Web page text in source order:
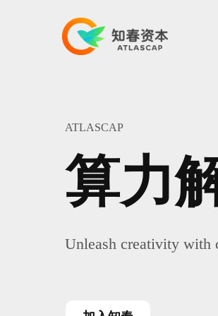
Unleash creativity with
算力
ATLASCAP